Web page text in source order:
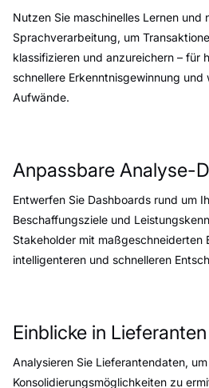
Nutzen Sie maschinelles Lernen und
Sprachverarbeitung, um
klassifizieren und anzureichern – für
schnellere Erkenntnisgewinnung und
Aufwände.
Anpassbare Analyse-
Entwerfen Sie Dashboards rund um
Beschaffungsziele und
Stakeholder mit maßgeschneiderten
intelligenteren und schnelleren
Einblicke in
Analysieren Sie Lieferantendaten, um
Konsolidierungsmöglichkeiten zu